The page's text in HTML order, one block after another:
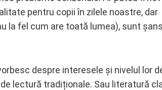
pentru copii în zilele noastre, dar
la fel cum are toată lumea), sunt
despre interesele și nivelul lor
lectură tradiționale. Sau literatură